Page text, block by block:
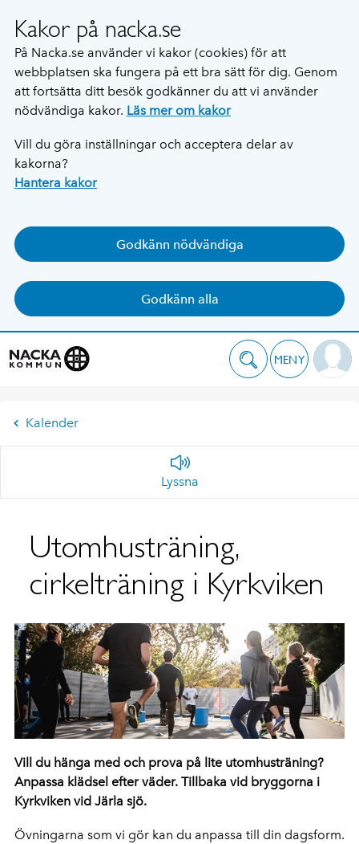
Kakor på nacka.se
På Nacka.se använder vi kakor (cookies) för att
webbplatsen ska fungera på ett bra sätt för dig. Genom
att fortsätta ditt besök godkänner du att vi använder
nödvändiga kakor. Läs mer om kakor
Vill du göra inställningar och acceptera delar av
kakorna?
Hantera kakor
Godkänn nödvändiga
Godkänn alla
MENY
Kalender
Lyssna
Utomhusträning,
cirkelträning i Kyrkviken
Vill du hänga med och prova på lite utomhusträning?
Anpassa klädsel efter väder. Tillbaka vid bryggorna i
Kyrkviken vid Järla sjö.
Övningarna som vi gör kan du anpassa till din dagsform.